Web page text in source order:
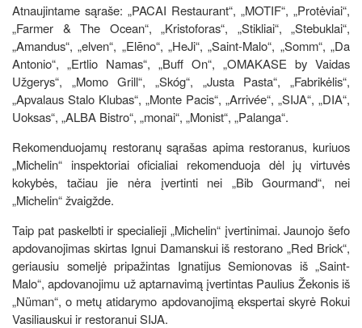
Atnaujintame sąraše: „PACAI Restaurant“, „MOTIF“, „Protėviai“,
„Farmer & The Ocean“, „Kristoforas“, „Stikliai“, „Stebuklai“,
„Amandus“, „elven“, „Elēno“, „HeJi“, „Saint-Malo“, „Somm“, „Da
Antonio“, „Ertlio Namas“, „Buff On“, „OMAKASE by Vaidas
Užgerys“, „Momo Grill“, „Skóg“, „Justa Pasta“, „Fabrikėlis“,
„Apvalaus Stalo Klubas“, „Monte Pacis“, „Arrivée“, „SIJA“, „DIA“,
Uoksas“, „ALBA Bistro“, „monai“, „Monist“, „Palanga“.
Rekomenduojamų restoranų sąrašas apima restoranus, kuriuos
„Michelin“ inspektoriai oficialiai rekomenduoja dėl jų virtuvės
kokybės, tačiau jie nėra įvertinti nei „Bib Gourmand“, nei
„Michelin“ žvaigžde.
Taip pat paskelbti ir specialieji „Michelin“ įvertinimai. Jaunojo šefo
apdovanojimas skirtas Ignui Damanskui iš restorano „Red Brick“,
geriausiu someljė pripažintas Ignatijus Semionovas iš „Saint-
Malo“, apdovanojimu už aptarnavimą įvertintas Paulius Žekonis iš
„Nüman“, o metų atidarymo apdovanojimą ekspertai skyrė Rokui
Vasiliauskui ir restoranui SIJA.